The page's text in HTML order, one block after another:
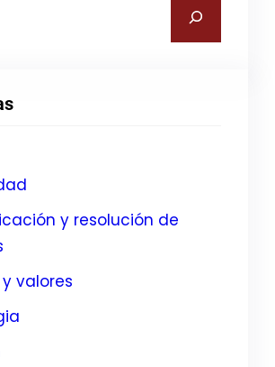
y resolución de
valores